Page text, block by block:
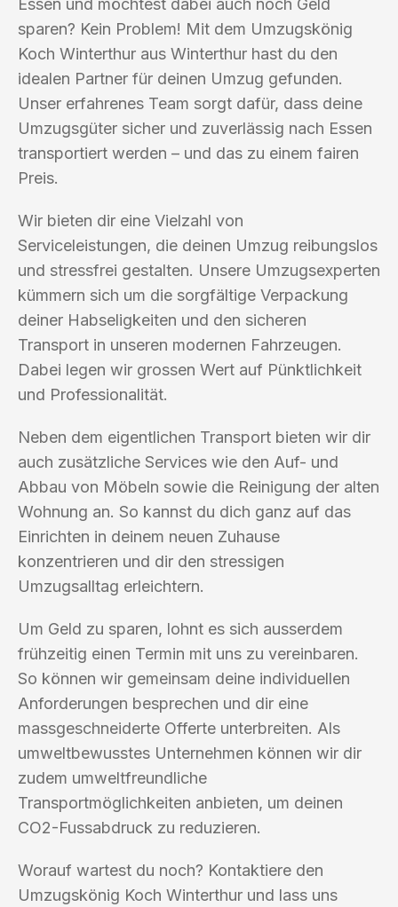
Essen und möchtest dabei auch noch Geld
sparen? Kein Problem! Mit dem Umzugskönig
Koch Winterthur aus Winterthur hast du den
idealen Partner für deinen Umzug gefunden.
Unser erfahrenes Team sorgt dafür, dass deine
Umzugsgüter sicher und zuverlässig nach Essen
transportiert werden – und das zu einem fairen
Preis.
Wir bieten dir eine Vielzahl von
Serviceleistungen, die deinen Umzug reibungslos
und stressfrei gestalten. Unsere Umzugsexperten
kümmern sich um die sorgfältige Verpackung
deiner Habseligkeiten und den sicheren
Transport in unseren modernen Fahrzeugen.
Dabei legen wir grossen Wert auf Pünktlichkeit
und Professionalität.
Neben dem eigentlichen Transport bieten wir dir
auch zusätzliche Services wie den Auf- und
Abbau von Möbeln sowie die Reinigung der alten
Wohnung an. So kannst du dich ganz auf das
Einrichten in deinem neuen Zuhause
konzentrieren und dir den stressigen
Umzugsalltag erleichtern.
Um Geld zu sparen, lohnt es sich ausserdem
frühzeitig einen Termin mit uns zu vereinbaren.
So können wir gemeinsam deine individuellen
Anforderungen besprechen und dir eine
massgeschneiderte Offerte unterbreiten. Als
umweltbewusstes Unternehmen können wir dir
zudem umweltfreundliche
Transportmöglichkeiten anbieten, um deinen
CO2-Fussabdruck zu reduzieren.
Worauf wartest du noch? Kontaktiere den
Umzugskönig Koch Winterthur und lass uns